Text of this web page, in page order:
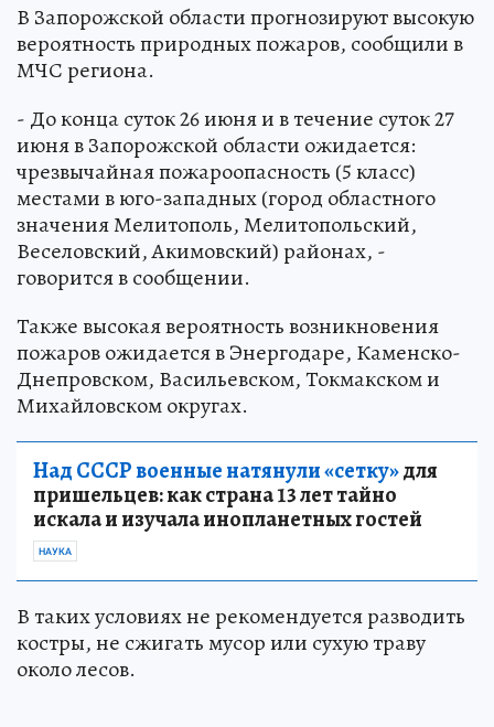
В Запорожской области прогнозируют высокую
вероятность природных пожаров, сообщили в
МЧС региона.
- До конца суток 26 июня и в течение суток 27
июня в Запорожской области ожидается:
чрезвычайная пожароопасность (5 класс)
местами в юго-западных (город областного
значения Мелитополь, Мелитопольский,
Веселовский, Акимовский) районах, -
говорится в сообщении.
Также высокая вероятность возникновения
пожаров ожидается в Энергодаре, Каменско-
Днепровском, Васильевском, Токмакском и
Михайловском округах.
Над СССР военные натянули «сетку»для
пришельцев: как страна 13 лет тайно
искала и изучала инопланетных гостей
НАУКА
В таких условиях не рекомендуется разводить
костры, не сжигать мусор или сухую траву
около лесов.